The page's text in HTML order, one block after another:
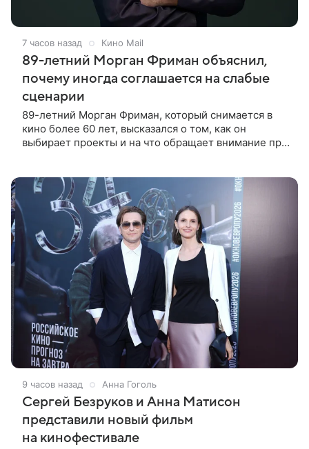
7 часов назад Кино Mail
89-летний Морган Фриман объяснил,
почему иногда соглашается на слабые
сценарии
89-летний Морган Фриман, который снимается в
кино более 60 лет, высказался о том, как он
выбирает проекты и на что обращает внимание при
9 часов назад Анна Гоголь
Сергей Безруков и Анна Матисон
представили новый фильм
на кинофестивале